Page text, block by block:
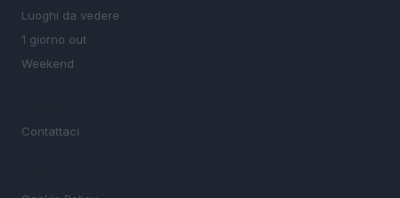
Luoghi da vedere
1 giorno out
Weekend
Contattaci